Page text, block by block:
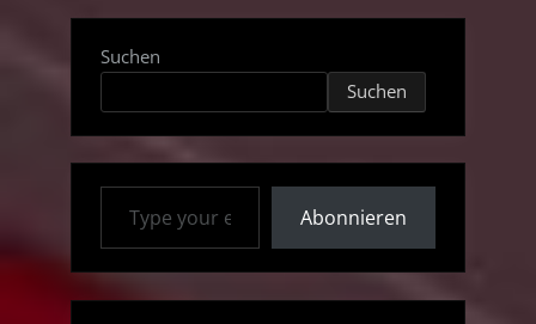
Suchen
Suchen
Type your email…
Abonnieren